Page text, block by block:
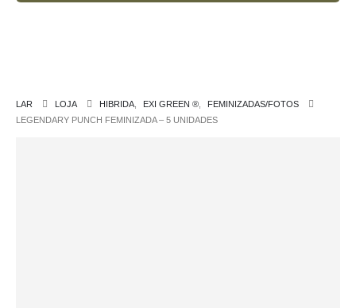
LAR LOJA HIBRIDA EXI GREEN ®
FEMINIZADAS/FOTOS
LEGENDARY PUNCH FEMINIZADA – 5 UNIDADES